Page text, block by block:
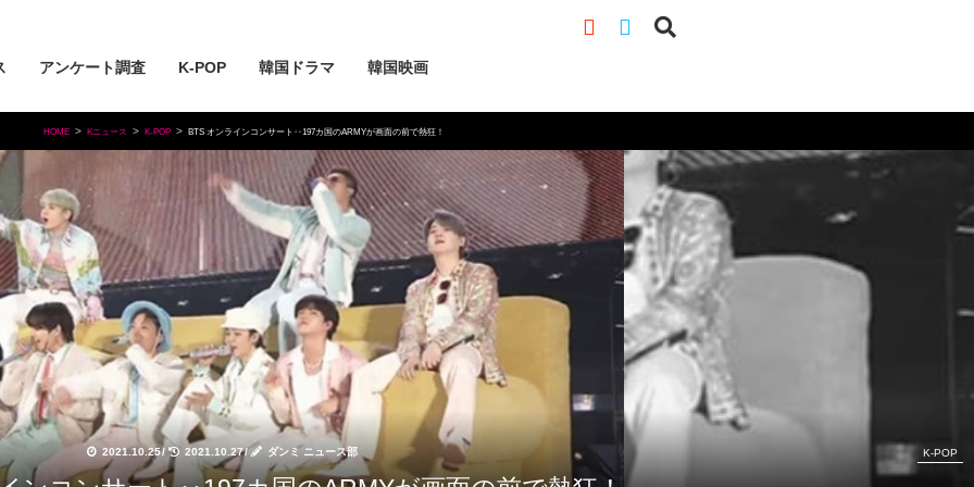
アンケート調査 K-POP 韓国ドラマ 韓国映画
HOME Kニュース K-POP BTS オンラインコンサート‥197カ国のARMYが画面の前で熱狂！
2021.10.25/ 2021.10.27/ ダンミ ニュース部 K-POP